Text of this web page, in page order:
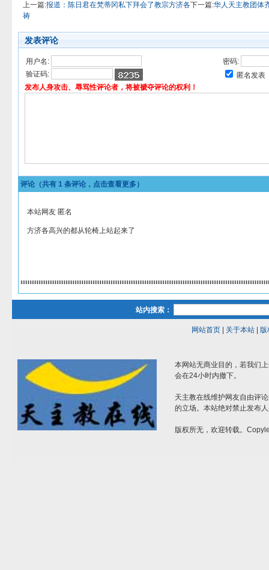
上一篇:报道：陈日君在梵蒂冈私下拜会了教宗方济各下一篇:华人天主教团体
祷
发表评论
用户名:
密码:
验证码:
匿名发表
发布人身攻击、辱骂性评论者，将被褫夺评论的权利！
评论（共有 1 条评论，点击查看更多）
本站网友 匿名
方济各高兴的都从轮椅上站起来了
站内搜索：
网站首页| 关于本站| 版
本网站无商业目的，若我们
会在24小时内撤下。
天主教在线维护网友自由评
的立场。本站绝对禁止发布
版权所无，欢迎转载。